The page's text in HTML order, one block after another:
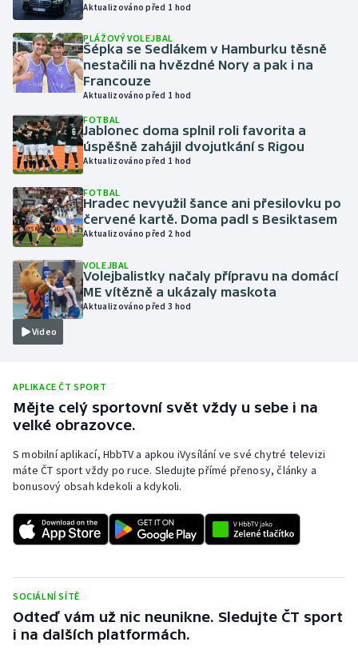
Judo
Krasobruslení
Lyže a snowboard
Moderní pětiboj
Motorsport
Parasport
Plavání
Ragby
Rychlobruslení
Rychlostní kanoistika
Short track
Stolní tenis
Triatlon
Aktualizováno před 1 hod
PLÁŽOVÝ VOLEJBAL
Šépka se Sedlákem v Hamburku těsně
nestačili na hvězdné Nory a pak i na
Francouze
Aktualizováno před 1 hod
FOTBAL
Jablonec doma splnil roli favorita a
úspěšně zahájil dvojutkání s Rigou
Aktualizováno před 1 hod
FOTBAL
Hradec nevyužil šance ani přesilovku po
červené kartě. Doma padl s Besiktasem
Aktualizováno před 2 hod
Video
VOLEJBAL
Volejbalistky načaly přípravu na domácí
ME vítězně a ukázaly maskota
Aktualizováno před 3 hod
APLIKACE ČT SPORT
Mějte celý sportovní svět vždy u sebe i na
velké obrazovce.
S mobilní aplikací, HbbTV a apkou iVysílání ve své chytré televizi
máte ČT sport vždy po ruce. Sledujte přímé přenosy, články a
bonusový obsah kdekoli a kdykoli.
SOCIÁLNÍ SÍTĚ
Odteď vám už nic neunikne. Sledujte ČT sport
i na dalších platformách.